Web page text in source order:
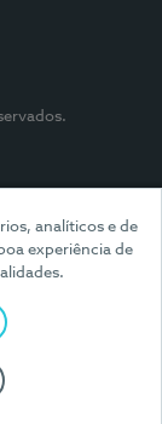
analíticos e de
experiência de